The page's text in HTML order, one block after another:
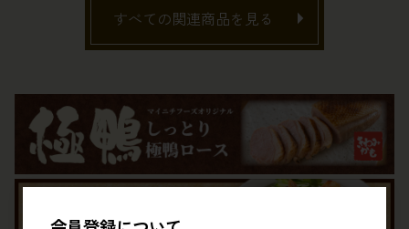
すべての関連商品を見る